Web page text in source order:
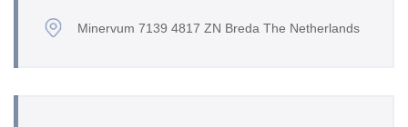
Minervum 7139 4817 ZN Breda The Netherlands